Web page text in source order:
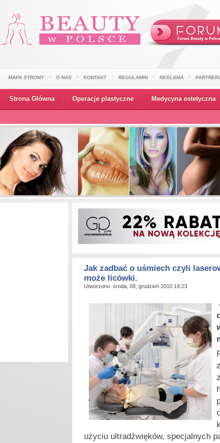
MAPA STRONY O NAS KONTAKT REGULAMIN REKLAMA
Strona Główna Operacje plastyczne Medycyna estetyczna
Jak zadbać o uśmiech czyli
może licówki.
Utworzono: środa, 08, grudzień 2010 19:23
użyciu ultradźwięków, specjalnych